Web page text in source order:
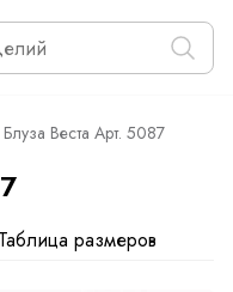
Блуза Веста Арт. 5087
Таблица размеров